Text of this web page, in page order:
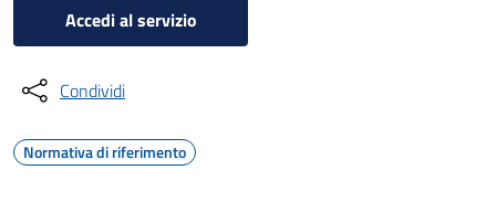
Accedi al servizio
Condividi
Normativa di riferimento